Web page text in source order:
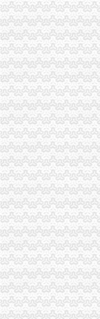
渝中局一般纳税人注
万盛局怎么注册一般
市一般纳税人公司注
大足局一般纳税人公
沙区局严把“四关”一
酉局城北工商所决战
武隆局推行“四制”一
渝中局一般纳税人怎
南川局“五加”一般纳
垫江县消委突出四抓
万盛局一般纳税人公
渝中局一般纳税人注
市一般纳税人公司条
大足局三大举措加对
北碚局积行动保护“
丰都局启动“百日查
永川局开展校园周边
巴南局三个突出整少
綦江局检查粽子市一
江北局认真做好“六一
巴南局一般纳税人公
南川局“转型”一般纳